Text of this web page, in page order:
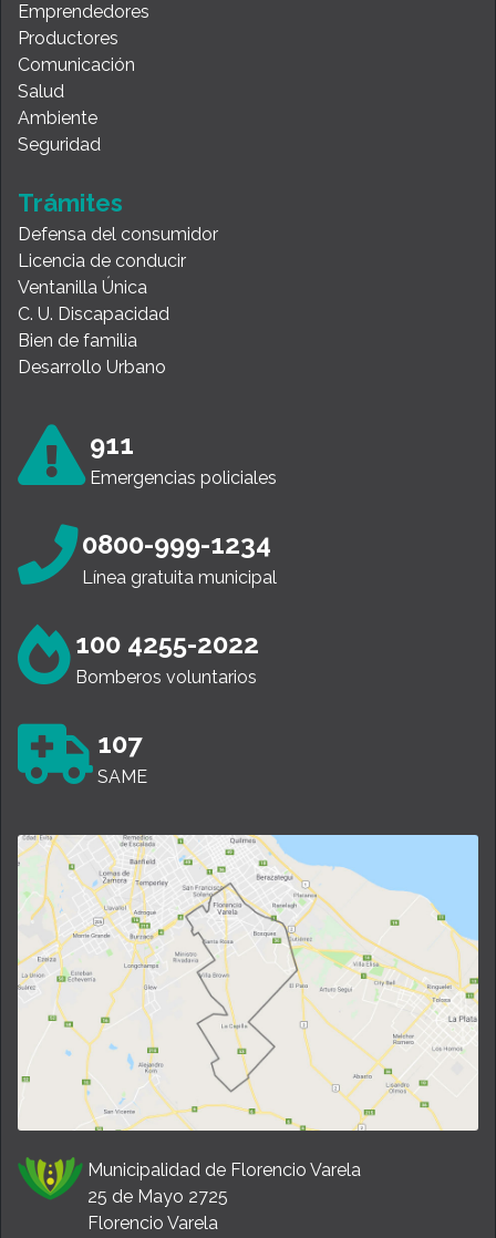
Emprendedores
Productores
Comunicación
Salud
Ambiente
Seguridad
Trámites
Defensa del consumidor
Licencia de conducir
Ventanilla Única
C. U. Discapacidad
Bien de familia
Desarrollo Urbano
911
Emergencias policiales
0800-999-1234
Línea gratuita municipal
100 4255-2022
Bomberos voluntarios
107
SAME
Municipalidad de Florencio Varela
25 de Mayo 2725
Florencio Varela